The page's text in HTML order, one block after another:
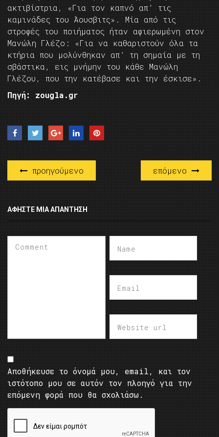
ακτιβίστρια, «Για τον καπνό απ’ τις
καμινάδες του Άουσβιτς». Μία από τις
στροφές του ποιήματος ήταν αφιερωμένη στον
Μανώλη Γλέζο: «Για να καθαριστούν όλα τα
κτήρια που μολύνθηκαν απ’ τη σημαία με τη
σβάστικα, εις μνήμην του κάθε Μανώλη
Γλέζου, που την κατέβασε και την έσκισε».
Πηγή: zougla.gr
προηγούμενο επόμενο
ΑΦΉΣΤΕ ΜΙΑ ΑΠΆΝΤΗΣΗ
Αποθήκευσε το όνομά μου, email, και τον
ιστότοπο μου σε αυτόν τον πλοηγό για την
επόμενη φορά που θα σχολιάσω.